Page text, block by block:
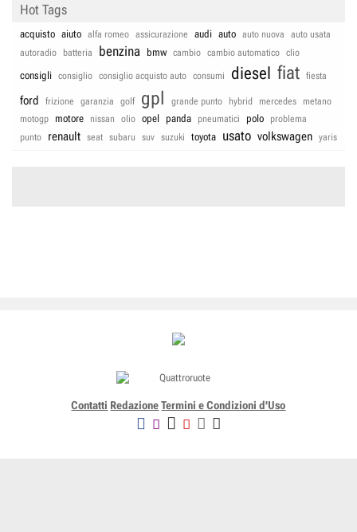
Hot Tags
acquisto aiuto alfa romeo assicurazione audi auto auto nuova
auto usata
autoradio
batteria benzina bmw cambio cambio automatico clio
consigli consiglio consiglio acquisto auto consumi diesel fiat fiesta
ford frizione garanzia golf gpl grande punto hybrid mercedes
metano
motogp
motore nissan olio opel panda pneumatici polo
problema
punto
renault seat subaru suv suzuki toyota usato volkswagen yaris
Contatti Redazione Termini e Condizioni d'Uso